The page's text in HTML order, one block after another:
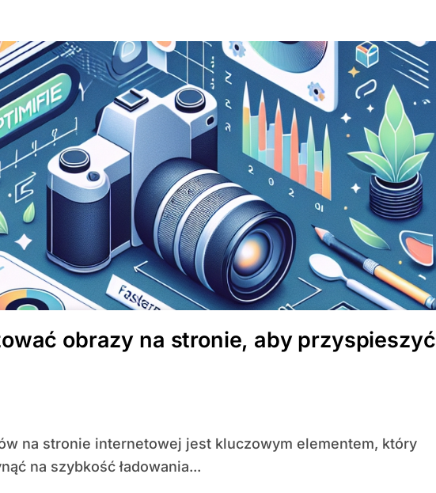
obrazy na stronie, aby przyspieszyć
na szybkość ładowania...